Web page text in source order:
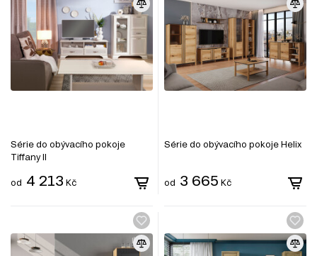
Série do obývacího pokoje
Tiffany II
od 4 213 Kč
Série do obývacího pokoje Helix
od 3 665 Kč